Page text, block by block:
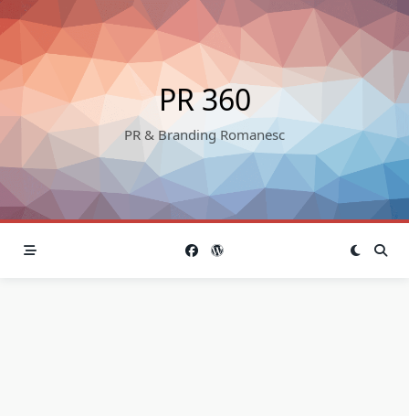
Skip
to
content
PR 360
PR & Branding Romanesc